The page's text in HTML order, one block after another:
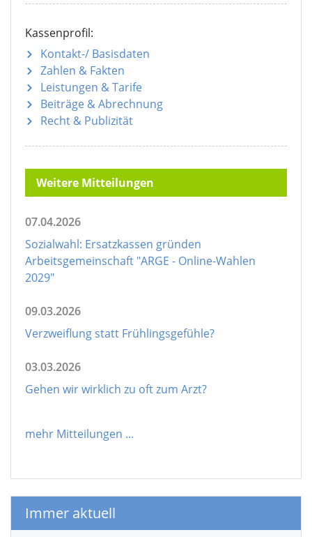
Kassenprofil:
Kontakt-/ Basisdaten
Zahlen & Fakten
Leistungen & Tarife
Beiträge & Abrechnung
Recht & Publizität
Weitere Mitteilungen
07.04.2026
Sozialwahl: Ersatzkassen gründen
Arbeitsgemeinschaft "ARGE - Online-Wahlen
2029"
09.03.2026
Verzweiflung statt Frühlingsgefühle?
03.03.2026
Gehen wir wirklich zu oft zum Arzt?
mehr Mitteilungen ...
Immer aktuell